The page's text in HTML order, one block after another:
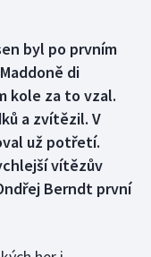
byl po prvním
di
kole za to vzal.
a zvítězil. V
už potřetí.
vítězův
Berndt první